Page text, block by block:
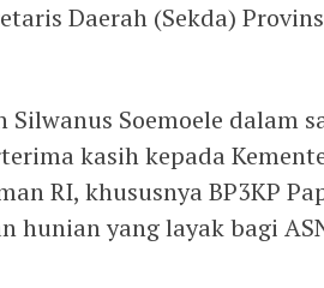
Daerah (Sekda)
Silwanus Soemoele dalam
kasih kepada
RI, khususnya BP3KP
hunian yang layak bagi